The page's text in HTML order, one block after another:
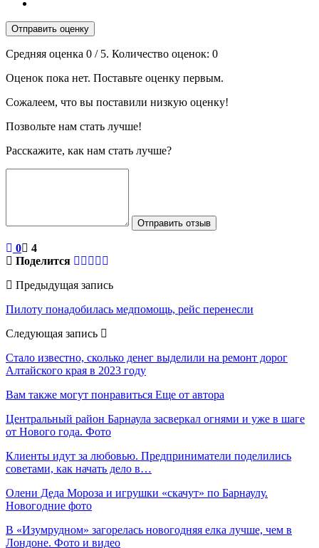
Отправить оценку
Средняя оценка 0 / 5. Количество оценок: 0
Оценок пока нет. Поставьте оценку первым.
Сожалеем, что вы поставили низкую оценку!
Позвольте нам стать лучше!
Расскажите, как нам стать лучше?
Отправить отзыв
0
4
Поделится
Предыдущая запись
Пилоту понадобилась медпомощь, рейс перенесли
Следующая запись
Стало известно, сколько денег выделили на ремонт дорог
Алтайского края в 2023 году
Вам также могут понравиться Еще от автора
Центральный район Барнаула засверкал огнями и уже в шаге
от Нового года. Фото
Клиенты идут за любовью. Предприниматели поделились
советами, как начать дело в…
Олени Деда Мороза и игрушки «скачут» по Барнаулу.
Новогодние фото
В «Изумрудном» загорелась новогодняя елка лучше, чем в
Лондоне. Фото и видео